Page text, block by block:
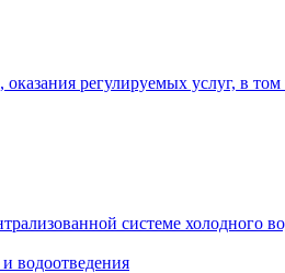
регулируемых услуг, в
системе холодного
водоотведения